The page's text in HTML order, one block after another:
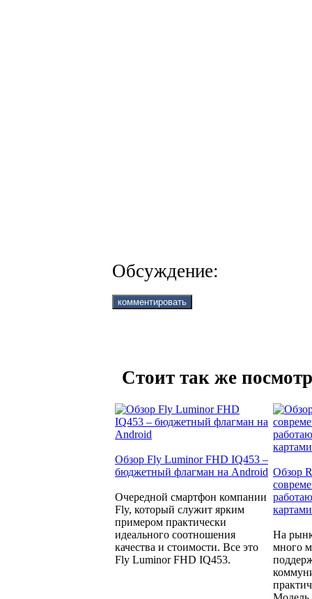
Обсуждение:
Стоит так же
Обзор Fly Luminor FHD IQ453 –
бюджетный флагман на Android
Очередной смартфон компании
Fly, который служит ярким
примером практически
идеального соотношения
качества и стоимости. Все это
Fly Luminor FHD IQ453.
Обзор
картами
На
много